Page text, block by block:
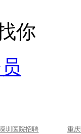
你
圳医院招聘
重